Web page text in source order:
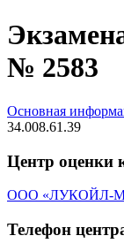
№ 2583
Основная
34.008.61.39
Центр оценки
ООО «ЛУКОЙЛ-
Телефон